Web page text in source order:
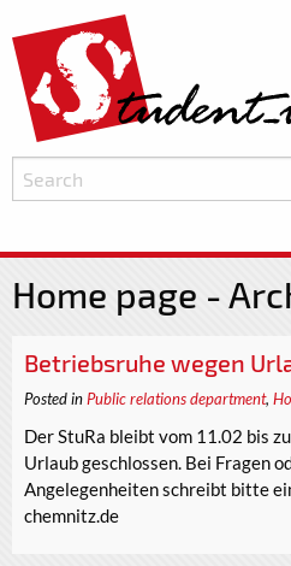
Home page -
Betriebsruhe wegen
Posted inPublic relations department,
Der StuRa bleibt vom 11.02 bis
Urlaub geschlossen. Bei Fragen
Angelegenheiten schreibt bitte
chemnitz.de